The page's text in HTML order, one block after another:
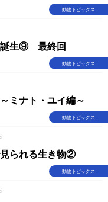
動物トピックス
動物トピックス
誕生⑨ 最終回
動物トピックス
ミナト・ユイ編～
動物トピックス
られる生き物②